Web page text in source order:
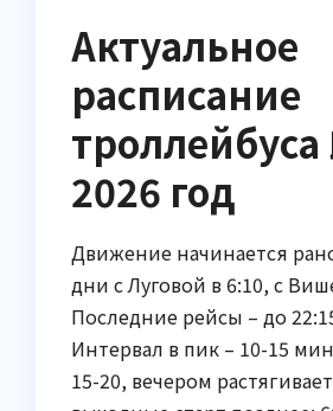
Актуальное
расписание
2026 год
Движение начинается
дни с Луговой в 6:10, с
Последние рейсы – до
Интервал в пик – 10-15
15-20, вечером